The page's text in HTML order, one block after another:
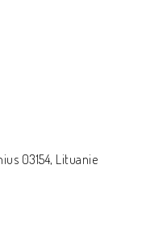
03154, Lituanie